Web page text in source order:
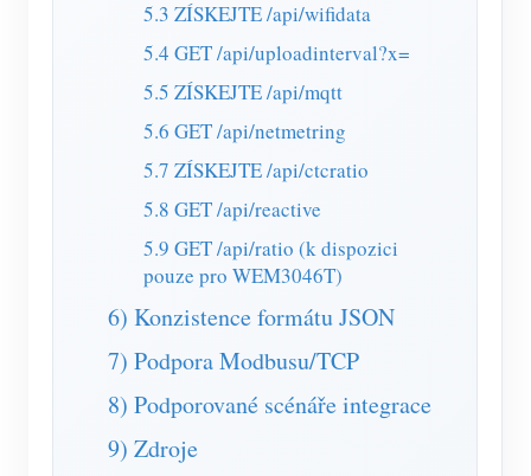
5.3 ZÍSKEJTE /api/wifidata
5.4 GET /api/uploadinterval?x=
5.5 ZÍSKEJTE /api/mqtt
5.6 GET /api/netmetring
5.7 ZÍSKEJTE /api/ctcratio
5.8 GET /api/reactive
5.9 GET /api/ratio (k dispozici
pouze pro WEM3046T)
6) Konzistence formátu JSON
7) Podpora Modbusu/TCP
8) Podporované scénáře integrace
9) Zdroje